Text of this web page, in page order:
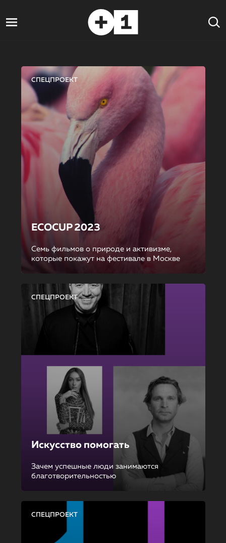
СПЕЦПРОЕКТ
ECOCUP 2023
Семь фильмов о природе и активизме,
которые покажут на фестивале в Москве
СПЕЦПРОЕКТ
Искусство помогать
Зачем успешные люди занимаются
благотворительностью
СПЕЦПРОЕКТ